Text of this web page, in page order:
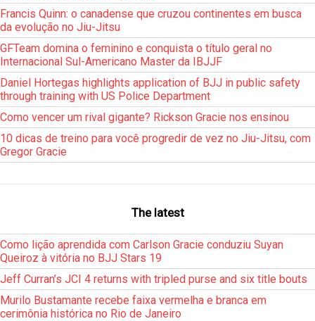
Francis Quinn: o canadense que cruzou continentes em busca
da evolução no Jiu-Jitsu
GFTeam domina o feminino e conquista o título geral no
Internacional Sul-Americano Master da IBJJF
Daniel Hortegas highlights application of BJJ in public safety
through training with US Police Department
Como vencer um rival gigante? Rickson Gracie nos ensinou
10 dicas de treino para você progredir de vez no Jiu-Jitsu, com
Gregor Gracie
The latest
Como lição aprendida com Carlson Gracie conduziu Suyan
Queiroz à vitória no BJJ Stars 19
Jeff Curran’s JCI 4 returns with tripled purse and six title bouts
Murilo Bustamante recebe faixa vermelha e branca em
cerimônia histórica no Rio de Janeiro